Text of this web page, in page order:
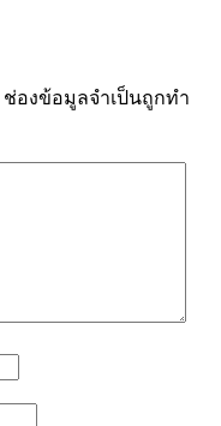
ช่องข้อมูลจำเป็นถูกทำ